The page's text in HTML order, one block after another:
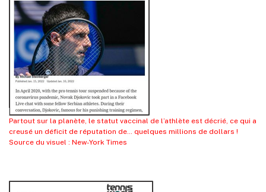
Partout sur la planète, le statut vaccinal de l’athlète est décrié, ce qui a
creusé un déficit de réputation de… quelques millions de dollars !
Source du visuel : New-York Times